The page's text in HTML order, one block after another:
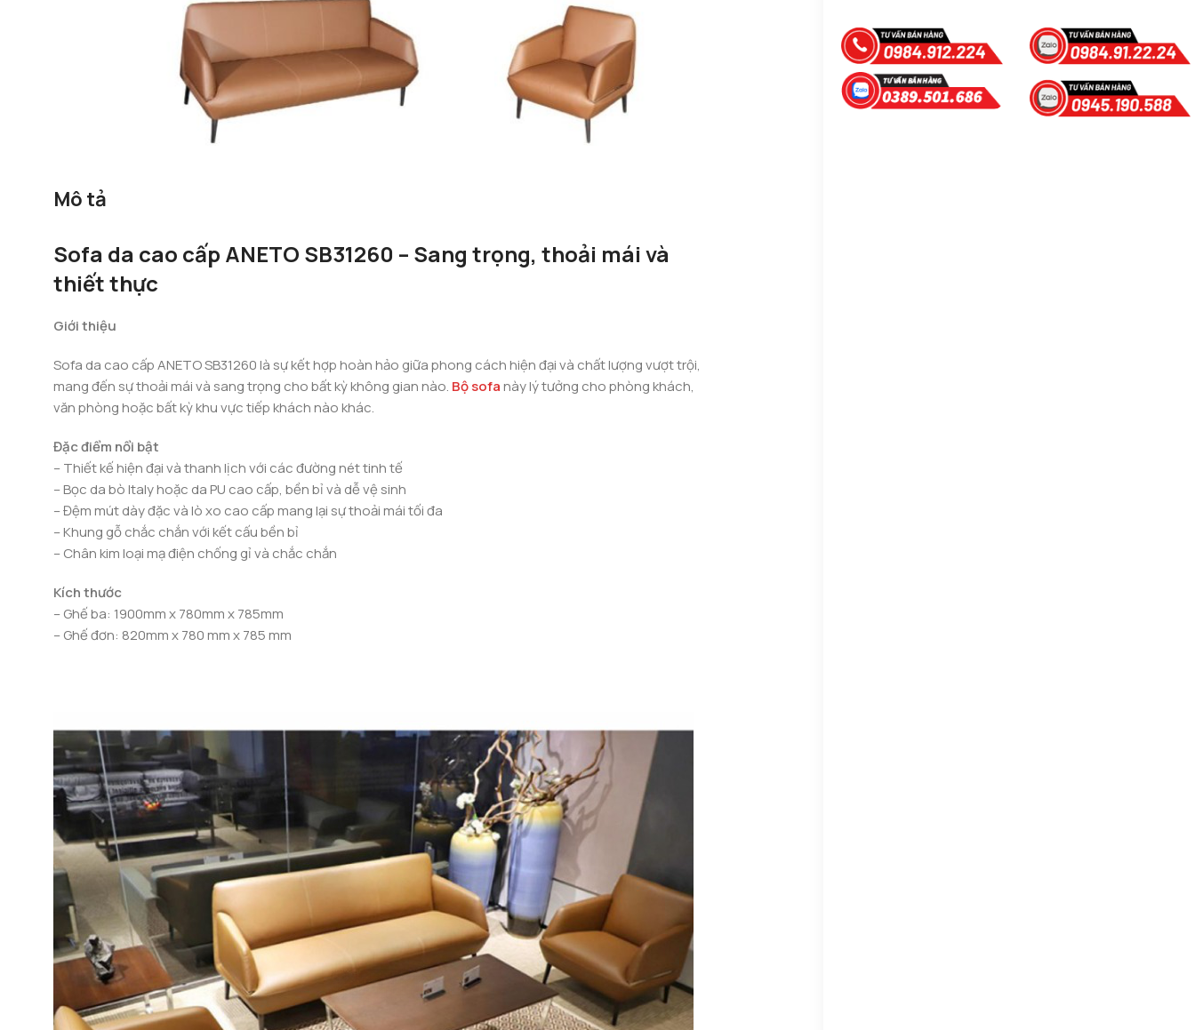
Mô tả
Sofa da cao cấp ANETO SB31260 – Sang trọng, thoải mái và
thiết thực
Giới thiệu
Sofa da cao cấp ANETO SB31260 là sự kết hợp hoàn hảo giữa phong cách hiện đại và chất lượng vượt trội,
mang đến sự thoải mái và sang trọng cho bất kỳ không gian nào. Bộ sofanày lý tưởng cho phòng khách,
văn phòng hoặc bất kỳ khu vực tiếp khách nào khác.
Đặc điểm nổi bật
– Thiết kế hiện đại và thanh lịch với các đường nét tinh tế
– Bọc da bò Italy hoặc da PU cao cấp, bền bỉ và dễ vệ sinh
– Đệm mút dày đặc và lò xo cao cấp mang lại sự thoải mái tối đa
– Khung gỗ chắc chắn với kết cấu bền bỉ
– Chân kim loại mạ điện chống gỉ và chắc chắn
Kích thước
– Ghế ba: 1900mm x 780mm x 785mm
– Ghế đơn: 820mm x 780 mm x 785 mm